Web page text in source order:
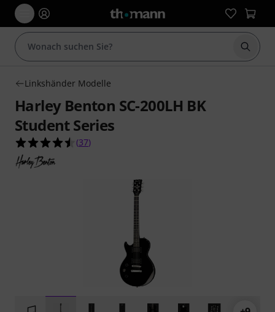
Suche
Linkshänder Modelle
Harley Benton SC-200LH BK
Student Series
4.5 von 5 Sternen aus 37 Kundenbewertungen
(37)